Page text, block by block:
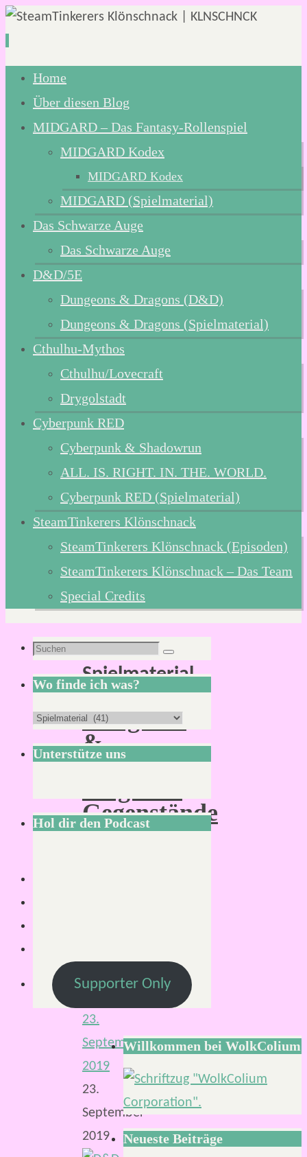
Zum
Inhalt
springen
Home
Über diesen Blog
MIDGARD – Das Fantasy-Rollenspiel
MIDGARD Kodex
MIDGARD Kodex
MIDGARD (Spielmaterial)
Das Schwarze Auge
Das Schwarze Auge
D&D/5E
Dungeons & Dragons (D&D)
Dungeons & Dragons (Spielmaterial)
Cthulhu-Mythos
Cthulhu/Lovecraft
Drygolstadt
Cyberpunk RED
Cyberpunk & Shadowrun
ALL. IS. RIGHT. IN. THE. WORLD.
Cyberpunk RED (Spielmaterial)
SteamTinkerers Klönschnack
SteamTinkerers Klönschnack (Episoden)
SteamTinkerers Klönschnack – Das Team
Special Credits
Kategorie:
Spielmaterial
Dungeons
&
Dragons:
Gegenstände
–
23.
September
2019
23.
September
2019
Suchen
nach:
Suchen
Wo finde ich was?
Wo
finde
ich
Unterstütze uns
Hol dir den Podcast
Supporter Only
Willkommen bei WolkColium
Neueste Beiträge